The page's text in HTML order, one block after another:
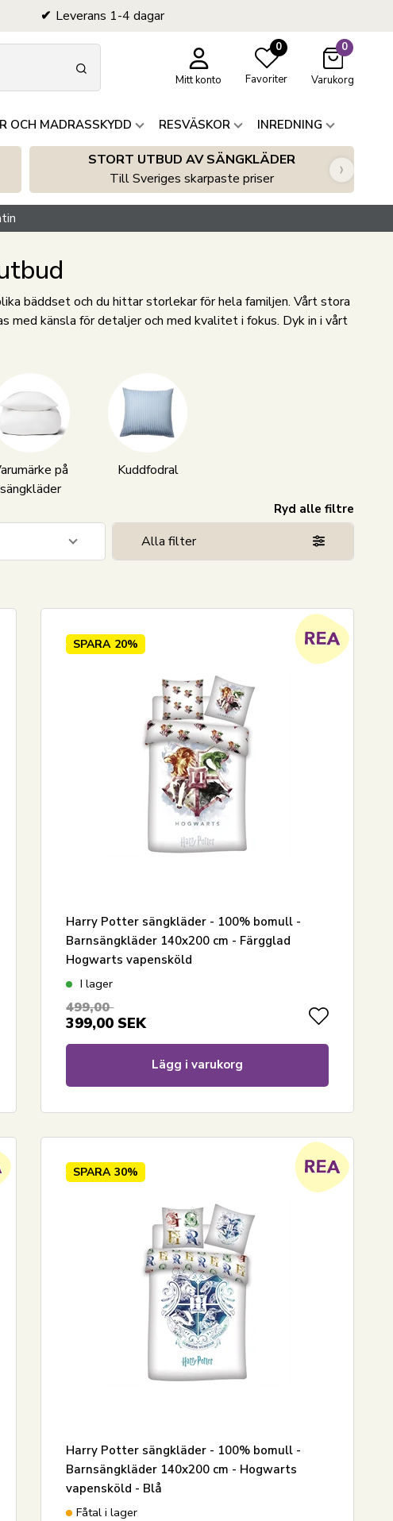
Leverans 1-4 dagar
Mitt konto
0
Favoriter
0
Varukorg
OCH MADRASSKYDD RESVÄSKOR INREDNING
STORT UTBUD AV SÄNGKLÄDER
Till Sveriges skarpaste priser
›
bäddset och du hittar storlekar för hela familjen. Vårt stora
känsla för detaljer och med kvalitet i fokus. Dyk in i vårt
på
sängkläder
Kuddfodral
Ryd alle filtre
Alla filter
SPARA 20%
Harry Potter sängkläder - 100% bomull -
Barnsängkläder 140x200 cm - Färgglad
Hogwarts vapensköld
I lager
499,00
399,00 SEK
Lägg i varukorg
SPARA 30%
Harry Potter sängkläder - 100% bomull -
Barnsängkläder 140x200 cm - Hogwarts
vapensköld - Blå
Fåtal i lager